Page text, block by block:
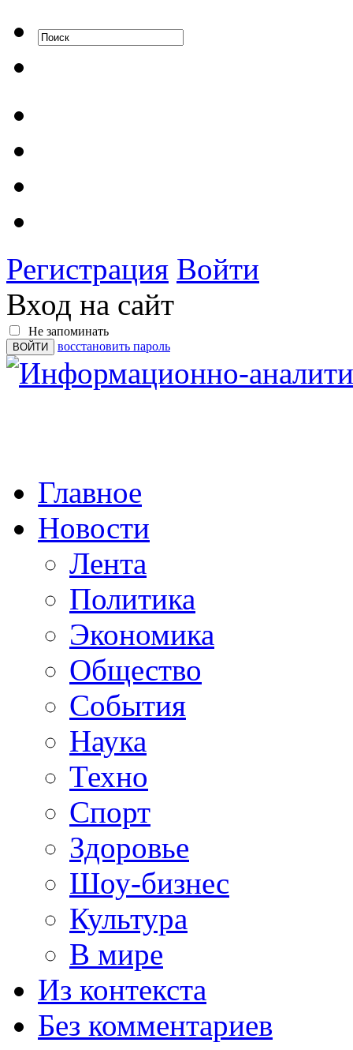
Регистрация Войти
Вход на сайт
Не запоминать
восстановить пароль
Главное
Новости
Лента
Политика
Экономика
Общество
События
Наука
Техно
Спорт
Здоровье
Шоу-бизнес
Культура
В мире
Из контекста
Без комментариев